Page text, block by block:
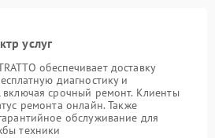
услуг
обеспечивает доставку
диагностику и
включая срочный ремонт. Клиенты
ремонта онлайн. Также
обслуживание для
техники